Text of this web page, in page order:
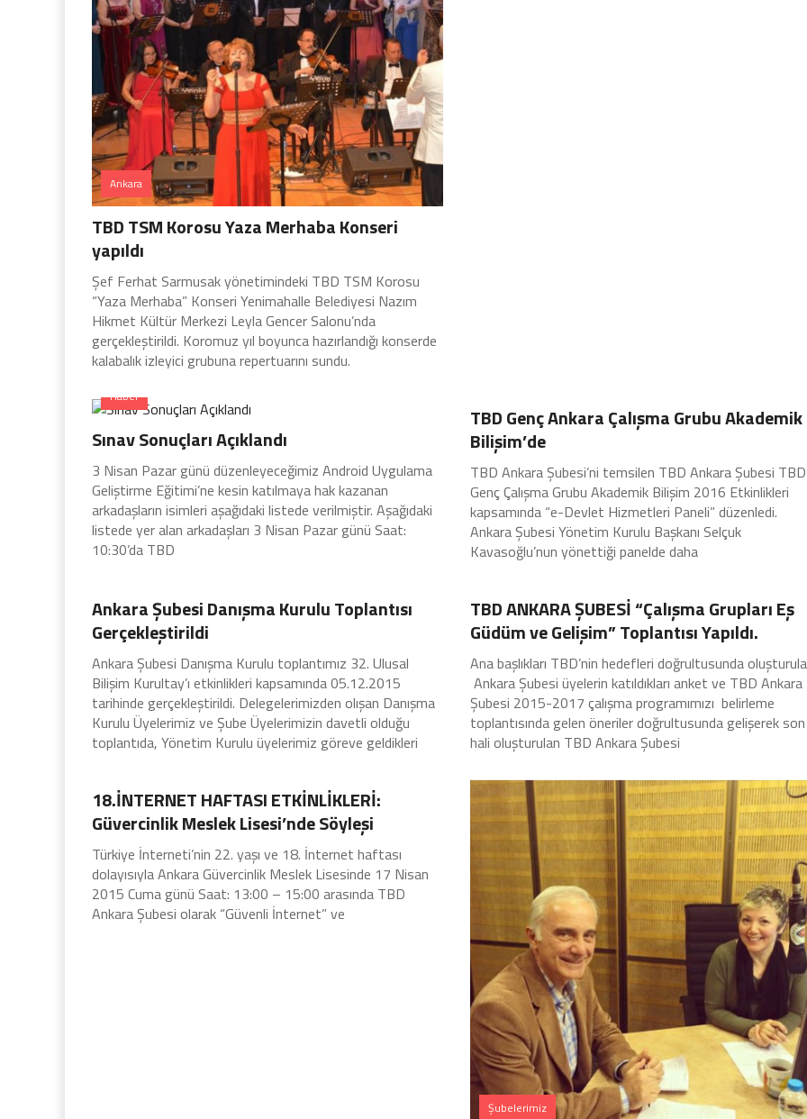
Ankara
TBD TSM Korosu Yaza Merhaba Konseri
yapıldı
Şef Ferhat Sarmusak yönetimindeki TBD TSM Korosu
“Yaza Merhaba” Konseri Yenimahalle Belediyesi Nazım
Hikmet Kültür Merkezi Leyla Gencer Salonu’nda
gerçekleştirildi. Koromuz yıl boyunca hazırlandığı konserde
kalabalık izleyici grubuna repertuarını sundu.
Haber
Sınav Sonuçları Açıklandı
3 Nisan Pazar günü düzenleyeceğimiz Android Uygulama
Geliştirme Eğitimi’ne kesin katılmaya hak kazanan
arkadaşların isimleri aşağıdaki listede verilmiştir. Aşağıdaki
listede yer alan arkadaşları 3 Nisan Pazar günü Saat:
10:30’da TBD
TBD Genç Ankara Çalışma Grubu Akademik
Bilişim’de
TBD Ankara Şubesi’ni temsilen TBD Ankara Şubesi TBD
Genç Çalışma Grubu Akademik Bilişim 2016 Etkinlikleri
kapsamında “e-Devlet Hizmetleri Paneli” düzenledi.
Ankara Şubesi Yönetim Kurulu Başkanı Selçuk
Kavasoğlu’nun yönettiği panelde daha
Ankara Şubesi Danışma Kurulu Toplantısı
Gerçekleştirildi
Ankara Şubesi Danışma Kurulu toplantımız 32. Ulusal
Bilişim Kurultay’ı etkinlikleri kapsamında 05.12.2015
tarihinde gerçekleştirildi. Delegelerimizden olışan Danışma
Kurulu Üyelerimiz ve Şube Üyelerimizin davetli olduğu
toplantıda, Yönetim Kurulu üyelerimiz göreve geldikleri
Şubelerimiz
TBD ANKARA ŞUBESİ “Çalışma Grupları Eş
Güdüm ve Gelişim” Toplantısı Yapıldı.
Ana başlıkları TBD’nin hedefleri doğrultusunda
Ankara Şubesi üyelerin katıldıkları anket ve TBD Ankara
Şubesi 2015-2017 çalışma programımızı belirleme
toplantısında gelen öneriler doğrultusunda gelişerek son
hali oluşturulan TBD Ankara Şubesi
18.İNTERNET HAFTASI ETKİNLİKLERİ:
Güvercinlik Meslek Lisesi’nde Söyleşi
Türkiye İnterneti’nin 22. yaşı ve 18. İnternet haftası
dolayısıyla Ankara Güvercinlik Meslek Lisesinde 17 Nisan
2015 Cuma günü Saat: 13:00 – 15:00 arasında TBD
Ankara Şubesi olarak “Güvenli İnternet” ve
Şubelerimiz